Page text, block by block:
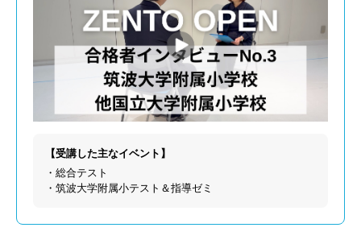
【受講した主なイベント】
・総合テスト
・筑波大学附属小テスト＆指導ゼミ